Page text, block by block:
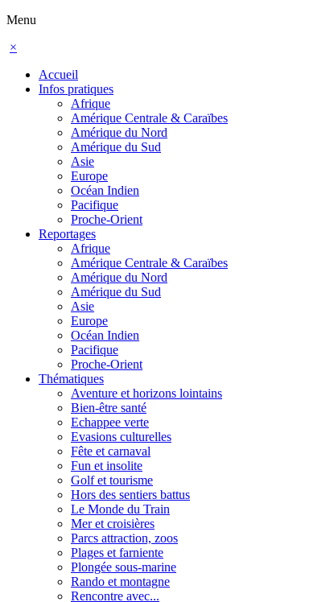
Menu
×
Accueil
Infos pratiques
Afrique
Amérique Centrale & Caraïbes
Amérique du Nord
Amérique du Sud
Asie
Europe
Océan Indien
Pacifique
Proche-Orient
Reportages
Afrique
Amérique Centrale & Caraïbes
Amérique du Nord
Amérique du Sud
Asie
Europe
Océan Indien
Pacifique
Proche-Orient
Thématiques
Aventure et horizons lointains
Bien-être santé
Echappee verte
Evasions culturelles
Fête et carnaval
Fun et insolite
Golf et tourisme
Hors des sentiers battus
Le Monde du Train
Mer et croisières
Parcs attraction, zoos
Plages et farniente
Plongée sous-marine
Rando et montagne
Rencontre avec...